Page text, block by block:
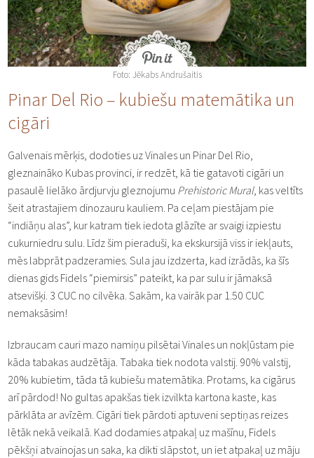
Foto: Jēkabs Andrušaitis
Pinar Del Rio – kubiešu matemātika un
cigāri
Galvenais mērķis, dodoties uz Vinales un Pinar Del Rio,
gleznaināko Kubas provinci, ir redzēt, kā tie gatavoti cigāri un
pasaulē lielāko ārdjurvju gleznojumu Prehistoric Mural, kas veltīts
šeit atrastajiem dinozauru kauliem. Pa ceļam piestājam pie
“indiāņu alas”, kur katram tiek iedota glāzīte ar svaigi izpiestu
cukurniedru sulu. Līdz šim pieraduši, ka ekskursijā viss ir iekļauts,
mēs labprāt padzeramies. Sula jau izdzerta, kad izrādās, ka šīs
dienas gids Fidels “piemirsis” pateikt, ka par sulu ir jāmaksā
atsevišķi. 3 CUC no cilvēka. Sakām, ka vairāk par 1.50 CUC
nemaksāsim!
Izbraucam cauri mazo namiņu pilsētai Vinales un nokļūstam pie
kāda tabakas audzētāja. Tabaka tiek nodota valstij. 90% valstij,
20% kubietim, tāda tā kubiešu matemātika. Protams, ka cigārus
arī pārdod! No gultas apakšas tiek izvilkta kartona kaste, kas
pārklāta ar avīzēm. Cigāri tiek pārdoti aptuveni septiņas reizes
lētāk nekā veikalā. Kad dodamies atpakaļ uz mašīnu, Fidels
pēkšņi atvainojas un saka, ka dikti slāpstot, un iet atpakaļ uz māju